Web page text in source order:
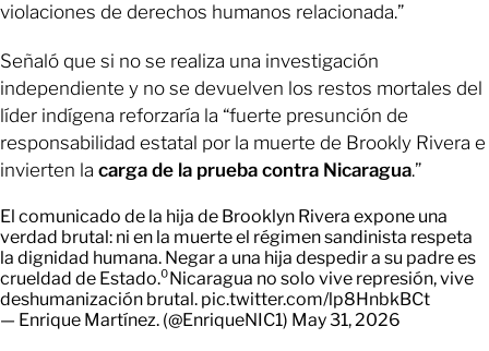
violaciones de derechos humanos relacionada.”
Señaló que si no se realiza una investigación
independiente y no se devuelven los restos mortales del
líder indígena reforzaría la “fuerte presunción de
responsabilidad estatal por la muerte de Brookly Rivera e
invierten la carga de la prueba contra Nicaragua.”
El comunicado de la hija de Brooklyn Rivera expone una
verdad brutal: ni en la muerte el régimen sandinista respeta
la dignidad humana. Negar a una hija despedir a su padre es
crueldad de Estado.⁰Nicaragua no solo vive represión, vive
deshumanización brutal. pic.twitter.com/lp8HnbkBCt
— Enrique Martínez. (@EnriqueNIC1) May 31, 2026